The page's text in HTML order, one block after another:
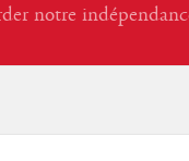
notre